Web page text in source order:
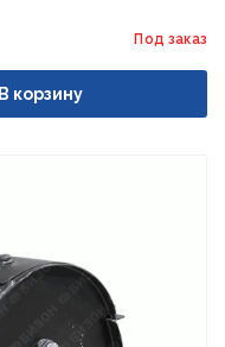
Под заказ
В корзину